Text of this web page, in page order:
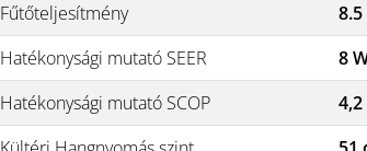
Fűtőteljesítmény
Hatékonysági mutató SEER
8
Hatékonysági mutató SCOP